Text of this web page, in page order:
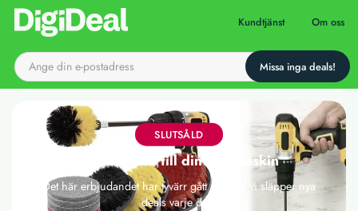
Till startsidan Kundtjänst Om oss
SLUTSÅLD
Skurborstar till din borrmaskin
Det här erbjudandet har tyvärr gått ut, men vi släpper nya
deals varje dag!